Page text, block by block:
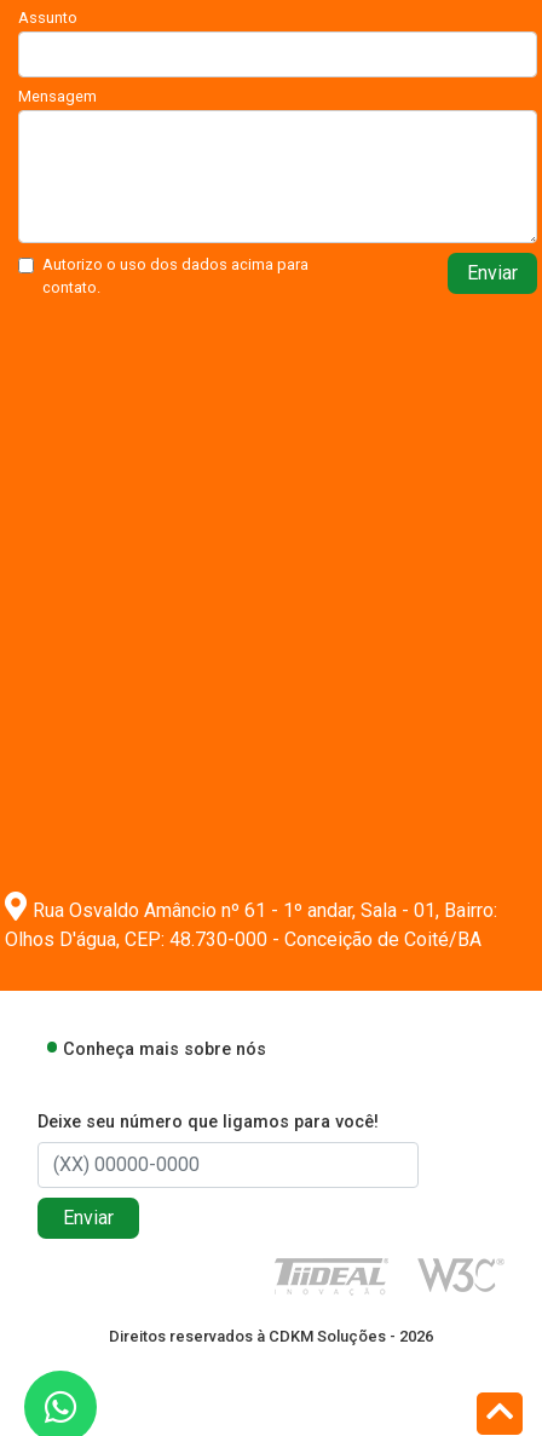
Assunto
Mensagem
Autorizo o uso dos dados acima para
contato.
Enviar
Rua Osvaldo Amâncio nº 61 - 1º andar, Sala - 01, Bairro:
Olhos D'água, CEP: 48.730-000 - Conceição de Coité/BA
Conheça mais sobre nós
Deixe seu número que ligamos para você!
Enviar
Direitos reservados à CDKM Soluções - 2026